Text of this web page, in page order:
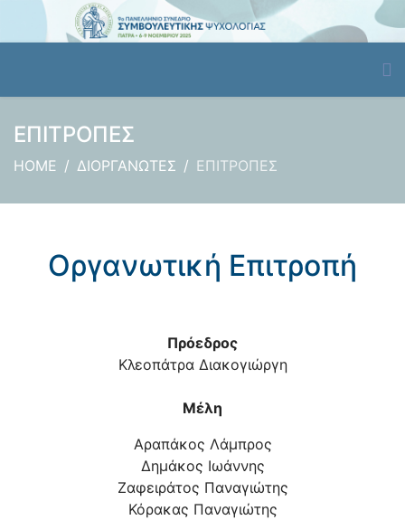
ΕΠΙΤΡΟΠΕΣ
HOME ΔΙΟΡΓΑΝΩΤΕΣ ΕΠΙΤΡΟΠΕΣ
Οργανωτική Επιτροπή
Πρόεδρος
Κλεοπάτρα Διακογιώργη
Μέλη
Αραπάκος Λάμπρος
Δημάκος Ιωάννης
Ζαφειράτος Παναγιώτης
Κόρακας Παναγιώτης